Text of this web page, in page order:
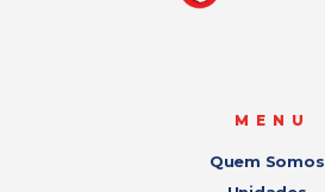
MENU
Quem Somos